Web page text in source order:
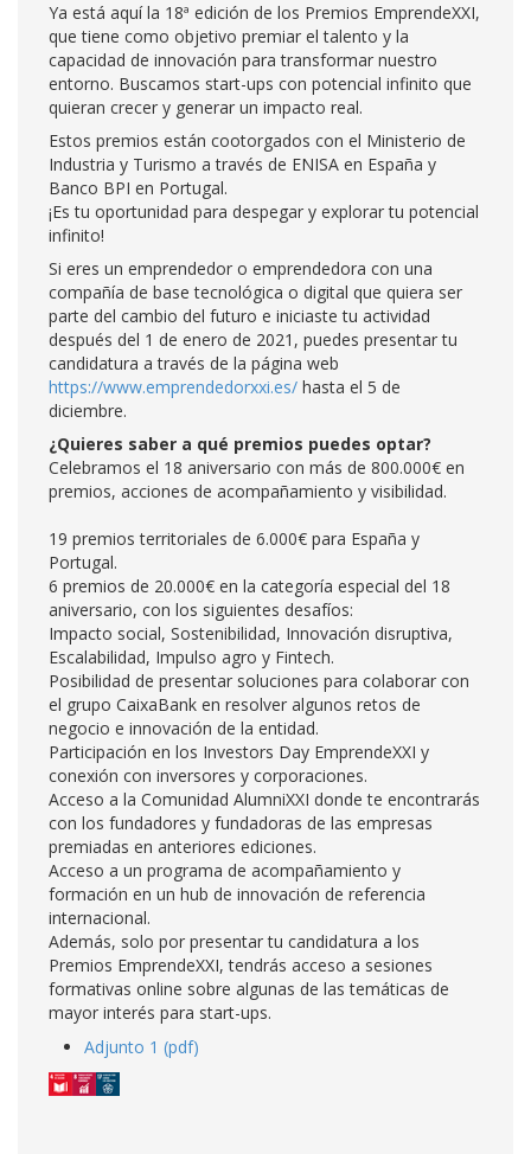
Ya está aquí la 18ª edición de los Premios EmprendeXXI,
que tiene como objetivo premiar el talento y la
capacidad de innovación para transformar nuestro
entorno. Buscamos start-ups con potencial infinito que
quieran crecer y generar un impacto real.
Estos premios están cootorgados con el Ministerio de
Industria y Turismo a través de ENISA en España y
Banco BPI en Portugal.
¡Es tu oportunidad para despegar y explorar tu potencial
infinito!
Si eres un emprendedor o emprendedora con una
compañía de base tecnológica o digital que quiera ser
parte del cambio del futuro e iniciaste tu actividad
después del 1 de enero de 2021, puedes presentar tu
candidatura a través de la página web
https://www.emprendedorxxi.es/ hasta el 5 de
diciembre.
¿Quieres saber a qué premios puedes optar?
Celebramos el 18 aniversario con más de 800.000€ en
premios, acciones de acompañamiento y visibilidad.
19 premios territoriales de 6.000€ para España y
Portugal.
6 premios de 20.000€ en la categoría especial del 18
aniversario, con los siguientes desafíos:
Impacto social, Sostenibilidad, Innovación disruptiva,
Escalabilidad, Impulso agro y Fintech.
Posibilidad de presentar soluciones para colaborar con
el grupo CaixaBank en resolver algunos retos de
negocio e innovación de la entidad.
Participación en los Investors Day EmprendeXXI y
conexión con inversores y corporaciones.
Acceso a la Comunidad AlumniXXI donde te encontrarás
con los fundadores y fundadoras de las empresas
premiadas en anteriores ediciones.
Acceso a un programa de acompañamiento y
formación en un hub de innovación de referencia
internacional.
Además, solo por presentar tu candidatura a los
Premios EmprendeXXI, tendrás acceso a sesiones
formativas online sobre algunas de las temáticas de
mayor interés para start-ups.
Adjunto 1 (pdf)